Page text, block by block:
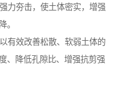
力夯击，使土体密实，增强
。
有效改善松散、软弱土体的
、降低孔隙比、增强抗剪强